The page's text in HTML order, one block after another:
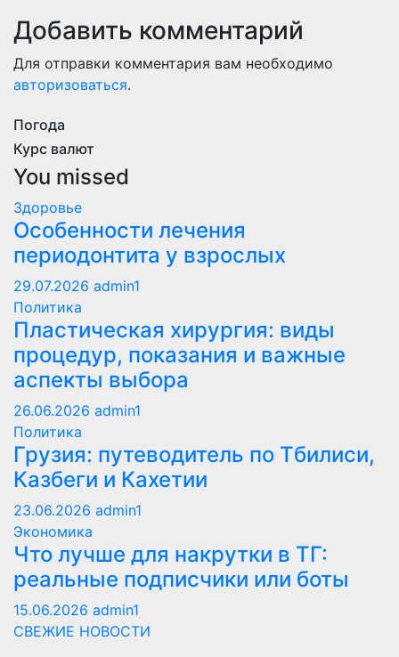
Добавить комментарий
Для отправки комментария вам необходимо
авторизоваться.
Погода
Курс валют
You missed
Здоровье
Особенности лечения
периодонтита у взрослых
29.07.2026 admin1
Политика
Пластическая хирургия: виды
процедур, показания и важные
аспекты выбора
26.06.2026 admin1
Политика
Грузия: путеводитель по Тбилиси,
Казбеги и Кахетии
23.06.2026 admin1
Экономика
Что лучше для накрутки в ТГ:
реальные подписчики или боты
15.06.2026 admin1
СВЕЖИЕ НОВОСТИ